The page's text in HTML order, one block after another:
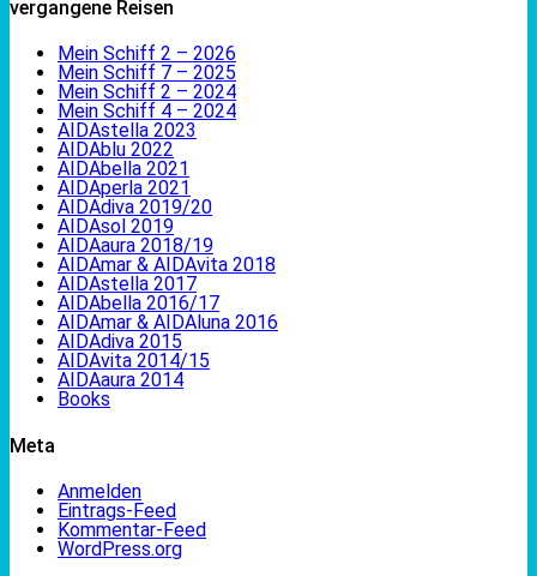
vergangene Reisen
Mein Schiff 2 – 2026
Mein Schiff 7 – 2025
Mein Schiff 2 – 2024
Mein Schiff 4 – 2024
AIDAstella 2023
AIDAblu 2022
AIDAbella 2021
AIDAperla 2021
AIDAdiva 2019/20
AIDAsol 2019
AIDAaura 2018/19
AIDAmar & AIDAvita 2018
AIDAstella 2017
AIDAbella 2016/17
AIDAmar & AIDAluna 2016
AIDAdiva 2015
AIDAvita 2014/15
AIDAaura 2014
Books
Meta
Anmelden
Eintrags-Feed
Kommentar-Feed
WordPress.org